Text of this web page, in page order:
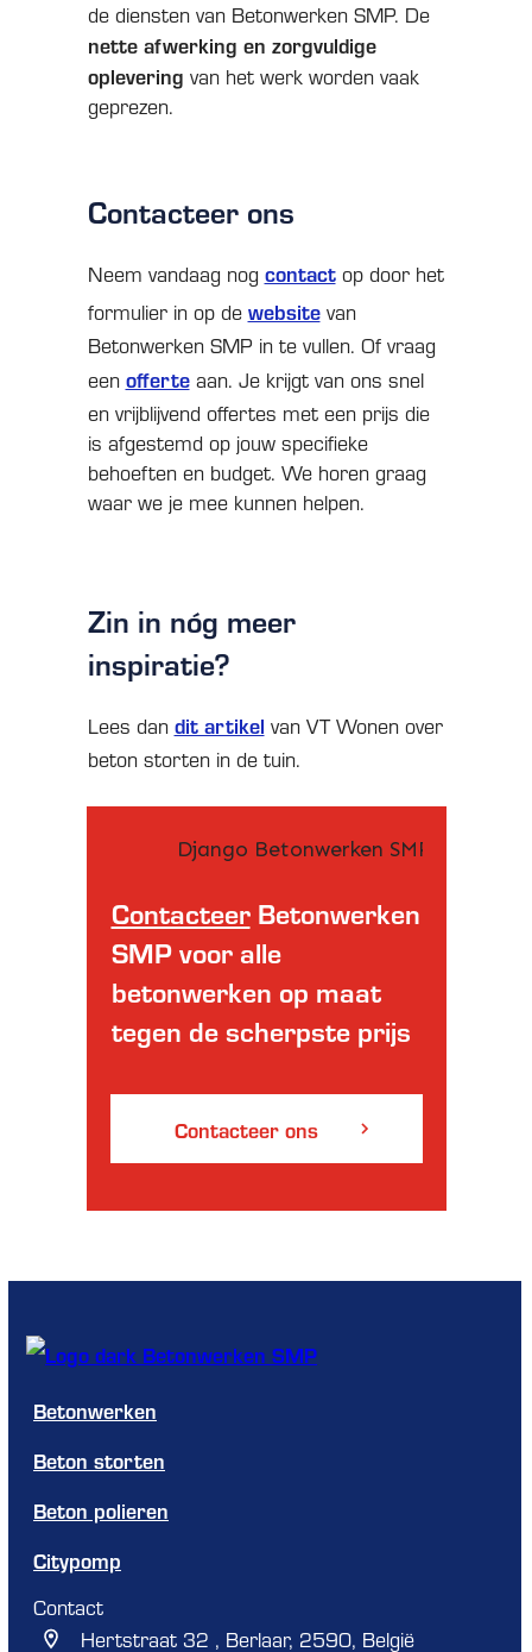
de diensten van Betonwerken SMP. De
nette afwerking en zorgvuldige
oplevering van het werk worden vaak
geprezen.
Contacteer ons
Neem vandaag nog contactop door het
formulier in op de websitevan
Betonwerken SMP in te vullen. Of vraag
een offerteaan. Je krijgt van ons snel
en vrijblijvend offertes met een prijs die
is afgestemd op jouw specifieke
behoeften en budget. We horen graag
waar we je mee kunnen helpen.
Zin in nóg meer
inspiratie?
Lees dan dit artikel van VT Wonen over
beton storten in de tuin.
ContacteerBetonwerken
SMP voor alle
betonwerken op maat
tegen de scherpste prijs
Contacteer ons
Betonwerken
Beton storten
Beton polieren
Citypomp
Contact
Hertstraat 32 , Berlaar, 2590, België